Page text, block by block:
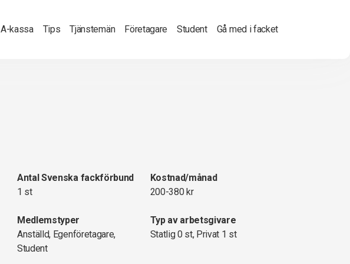
A-kassa Tips Tjänstemän Företagare Student Gå med i facket
Antal Svenska fackförbund
1 st
Kostnad/månad
200-380 kr
Medlemstyper
Anställd, Egenföretagare,
Student
Typ av arbetsgivare
Statlig 0 st, Privat 1 st